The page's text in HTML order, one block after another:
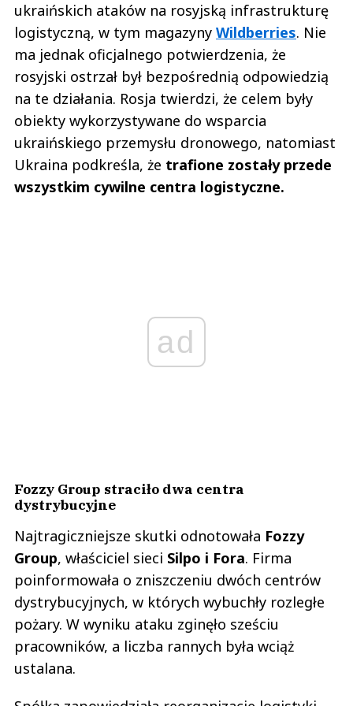
ukraińskich ataków na rosyjską infrastrukturę
logistyczną, w tym magazyny Wildberries. Nie
ma jednak oficjalnego potwierdzenia, że
rosyjski ostrzał był bezpośrednią odpowiedzią
na te działania. Rosja twierdzi, że celem były
obiekty wykorzystywane do wsparcia
ukraińskiego przemysłu dronowego, natomiast
Ukraina podkreśla, że trafione zostały przede
wszystkim cywilne centra logistyczne.
ad
Fozzy Group straciło dwa centra
dystrybucyjne
Najtragiczniejsze skutki odnotowała Fozzy
Group, właściciel sieci Silpo i Fora. Firma
poinformowała o zniszczeniu dwóch centrów
dystrybucyjnych, w których wybuchły rozległe
pożary. W wyniku ataku zginęło sześciu
pracowników, a liczba rannych była wciąż
ustalana.